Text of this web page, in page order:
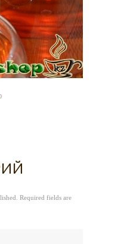
Required fields are